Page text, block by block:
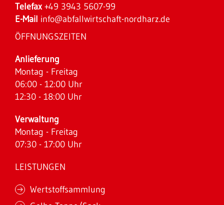
Telefax+49 3943 5607-99
E-Mail info@abfallwirtschaft-nordharz.de
ÖFFNUNGSZEITEN
Anlieferung
Montag - Freitag
06:00 - 12:00 Uhr
12:30 - 18:00 Uhr
Verwaltung
Montag - Freitag
07:30 - 17:00 Uhr
LEISTUNGEN
Wertstoffsammlung